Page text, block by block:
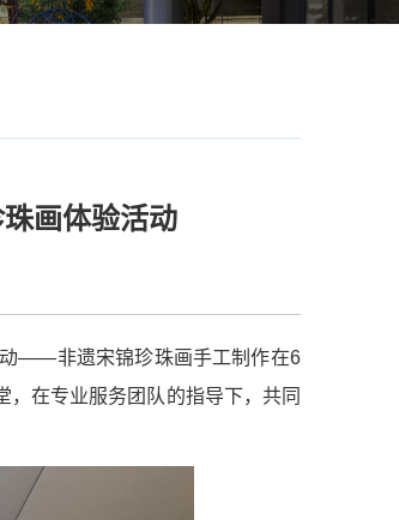
画体验活动
动——非遗宋锦珍珠画手工制作在6
，在专业服务团队的指导下，共同